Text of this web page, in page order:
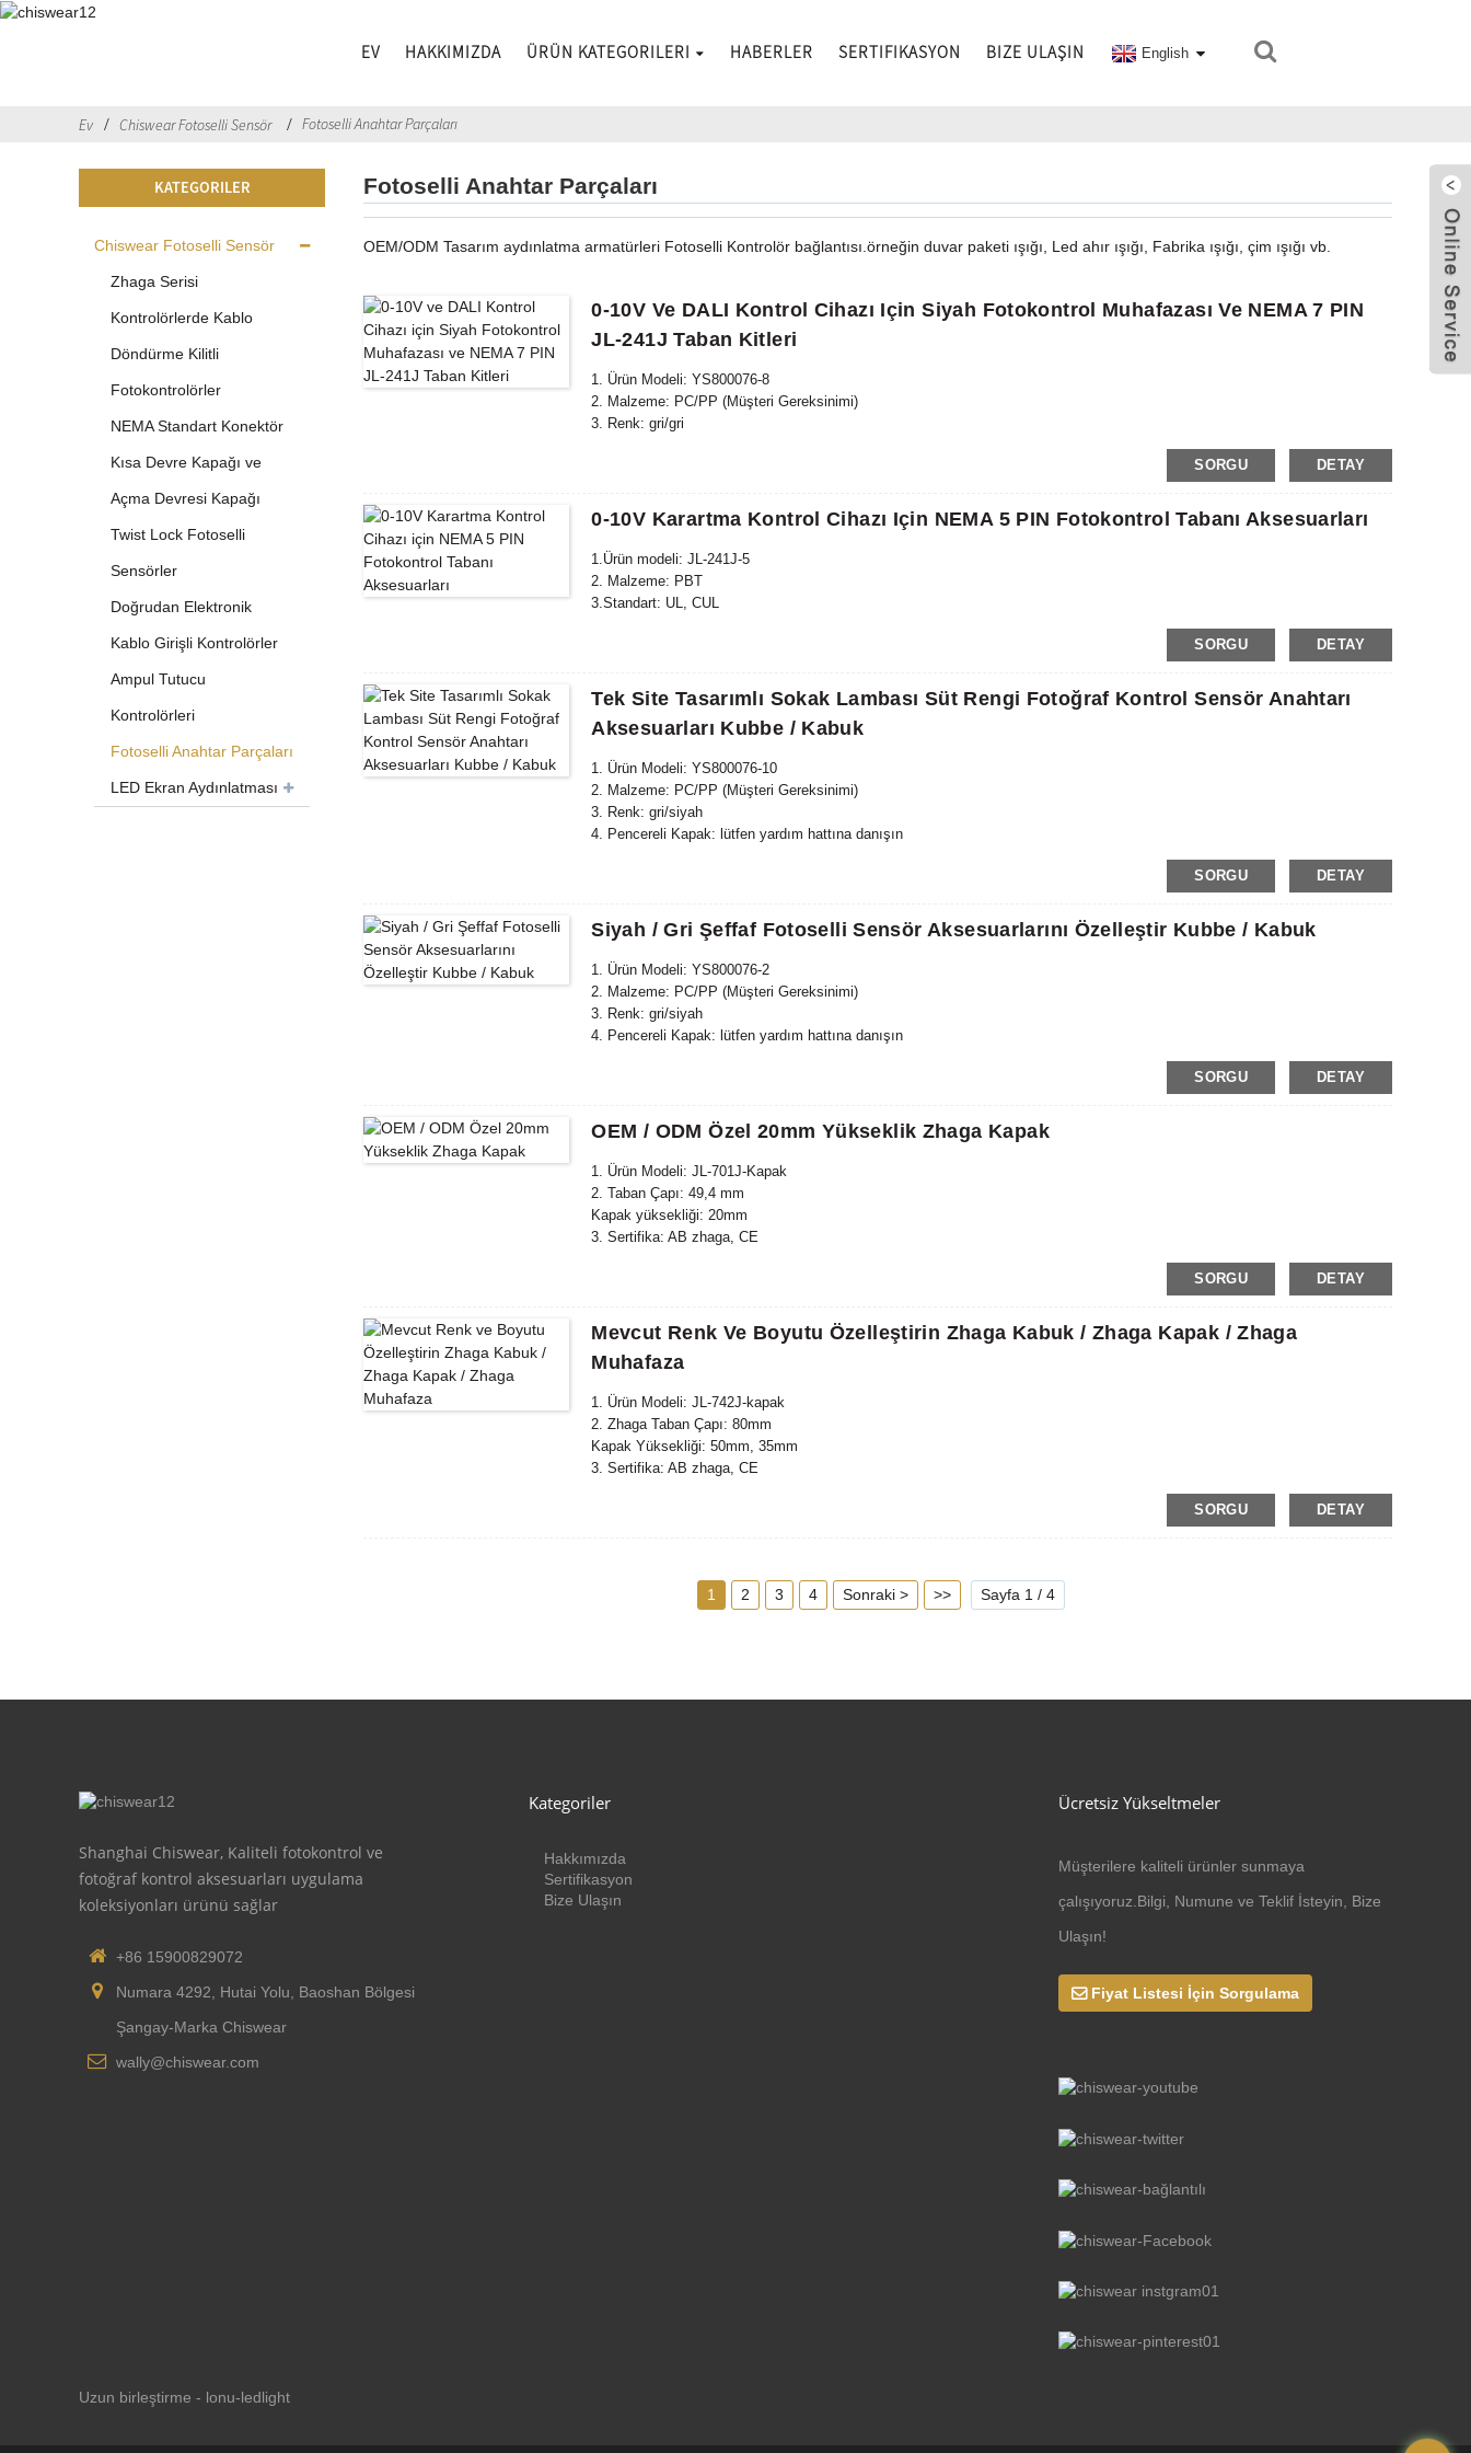
EV HAKKIMIZDA ÜRÜN KATEGORILERI HABERLER SERTIFIKASYON BIZE ULAŞIN English
Ev Chiswear Fotoselli Sensör Fotoselli Anahtar Parçaları
KATEGORILER
Chiswear Fotoselli Sensör
Zhaga Serisi
Kontrolörlerde Kablo
Döndürme Kilitli
Fotokontrolörler
NEMA Standart Konektör
Kısa Devre Kapağı ve
Açma Devresi Kapağı
Twist Lock Fotoselli
Sensörler
Doğrudan Elektronik
Kablo Girişli Kontrolörler
Ampul Tutucu
Kontrolörleri
Fotoselli Anahtar Parçaları
LED Ekran Aydınlatması
Fotoselli Anahtar Parçaları
OEM/ODM Tasarım aydınlatma armatürleri Fotoselli Kontrolör bağlantısı.örneğin duvar paketi ışığı, Led ahır ışığı, Fabrika ışığı, çim ışığı vb.
0-10V Ve DALI Kontrol Cihazı Için Siyah Fotokontrol Muhafazası Ve NEMA 7 PIN
JL-241J Taban Kitleri
1. Ürün Modeli: YS800076-8
2. Malzeme: PC/PP (Müşteri Gereksinimi)
3. Renk: gri/gri
SORGU DETAY
0-10V Karartma Kontrol Cihazı Için NEMA 5 PIN Fotokontrol Tabanı Aksesuarları
1.Ürün modeli: JL-241J-5
2. Malzeme: PBT
3.Standart: UL, CUL
SORGU DETAY
Tek Site Tasarımlı Sokak Lambası Süt Rengi Fotoğraf Kontrol Sensör Anahtarı
Aksesuarları Kubbe / Kabuk
1. Ürün Modeli: YS800076-10
2. Malzeme: PC/PP (Müşteri Gereksinimi)
3. Renk: gri/siyah
4. Pencereli Kapak: lütfen yardım hattına danışın
SORGU DETAY
Siyah / Gri Şeffaf Fotoselli Sensör Aksesuarlarını Özelleştir Kubbe / Kabuk
1. Ürün Modeli: YS800076-2
2. Malzeme: PC/PP (Müşteri Gereksinimi)
3. Renk: gri/siyah
4. Pencereli Kapak: lütfen yardım hattına danışın
SORGU DETAY
OEM / ODM Özel 20mm Yükseklik Zhaga Kapak
1. Ürün Modeli: JL-701J-Kapak
2. Taban Çapı: 49,4 mm
Kapak yüksekliği: 20mm
3. Sertifika: AB zhaga, CE
SORGU
DETAY
Mevcut Renk Ve Boyutu Özelleştirin Zhaga Kabuk / Zhaga Kapak / Zhaga
Muhafaza
1. Ürün Modeli: JL-742J-kapak
2. Zhaga Taban Çapı: 80mm
Kapak Yüksekliği: 50mm, 35mm
3. Sertifika: AB zhaga, CE
SORGU
DETAY
1 2 3 4 Sonraki > >> Sayfa 1 / 4
Shanghai Chiswear, Kaliteli fotokontrol ve
fotoğraf kontrol aksesuarları uygulama
koleksiyonları ürünü sağlar
+86 15900829072
Numara 4292, Hutai Yolu, Baoshan Bölgesi
Şangay-Marka Chiswear
wally@chiswear.com
Kategoriler
Hakkımızda
Sertifikasyon
Bize Ulaşın
Ücretsiz Yükseltmeler
Müşterilere kaliteli ürünler sunmaya
çalışıyoruz.Bilgi, Numune ve Teklif İsteyin, Bize
Ulaşın!
Fiyat Listesi İçin Sorgulama
Uzun birleştirme - lonu-ledlight